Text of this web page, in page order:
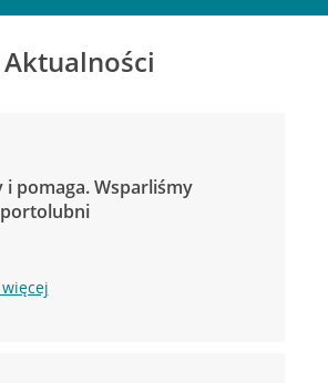
Aktualności
i pomaga. Wsparliśmy